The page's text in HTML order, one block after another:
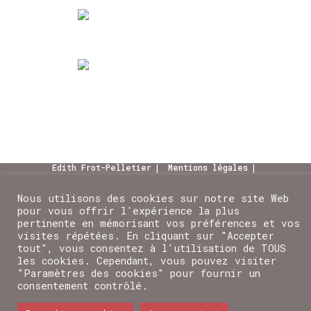
Edith Frot-Pelletier
Mentions légales
Tout le contenu texte et photo présent sur le site sont
la propriété d'Edith Frot-pelletier
Nous utilisons des cookies sur notre site Web
pour vous offrir l'expérience la plus
pertinente en mémorisant vos préférences et vos
visites répétées. En cliquant sur "Accepter
tout", vous consentez à l'utilisation de TOUS
les cookies. Cependant, vous pouvez visiter
"Paramètres des cookies" pour fournir un
consentement contrôlé.